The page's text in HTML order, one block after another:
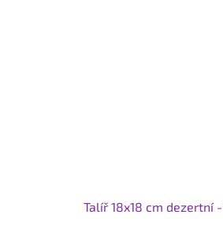
Talíř 18x18 cm dezertní